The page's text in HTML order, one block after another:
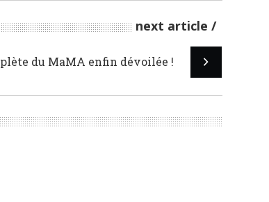
next article
du MaMA enfin dévoilée !